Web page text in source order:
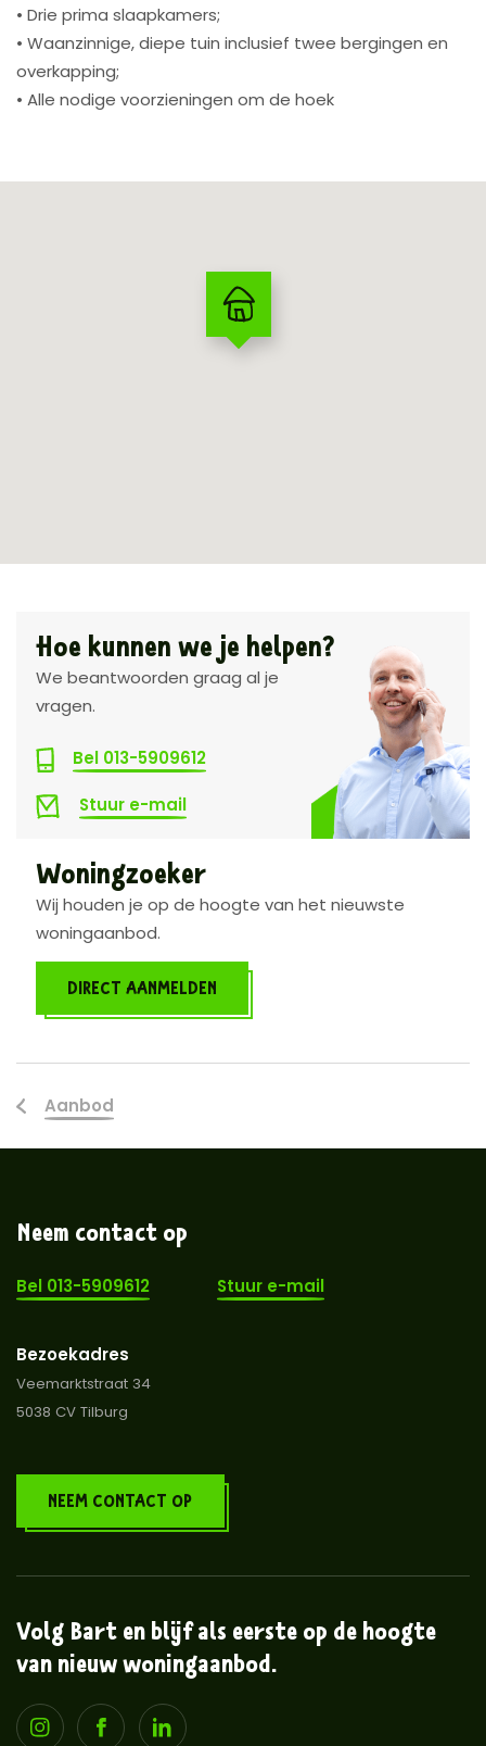
• Drie prima slaapkamers;
• Waanzinnige, diepe tuin inclusief twee bergingen en
overkapping;
• Alle nodige voorzieningen om de hoek
Hoe kunnen we je helpen?
We beantwoorden graag al je
vragen.
Bel 013-5909612
Stuur e-mail
Woningzoeker
Wij houden je op de hoogte van het nieuwste
woningaanbod.
DIRECT AANMELDEN
Aanbod
Neem contact op
Bel 013-5909612 Stuur e-mail
Bezoekadres
Veemarktstraat 34
5038 CV Tilburg
NEEM CONTACT OP
Volg Bart en blijf als eerste op de hoogte
van nieuw woningaanbod.